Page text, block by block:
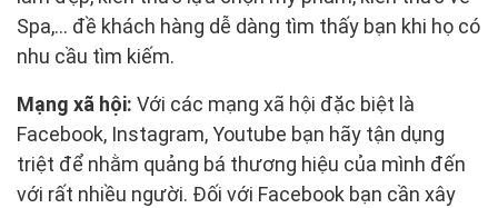
Spa,... đề khách hàng dễ dàng tìm thấy bạn khi họ có
nhu cầu tìm kiếm.
Mạng xã hội: Với các mạng xã hội đặc biệt là
Facebook, Instagram, Youtube bạn hãy tận dụng
triệt để nhằm quảng bá thương hiệu của mình đến
với rất nhiều người. Đối với Facebook bạn cần xây